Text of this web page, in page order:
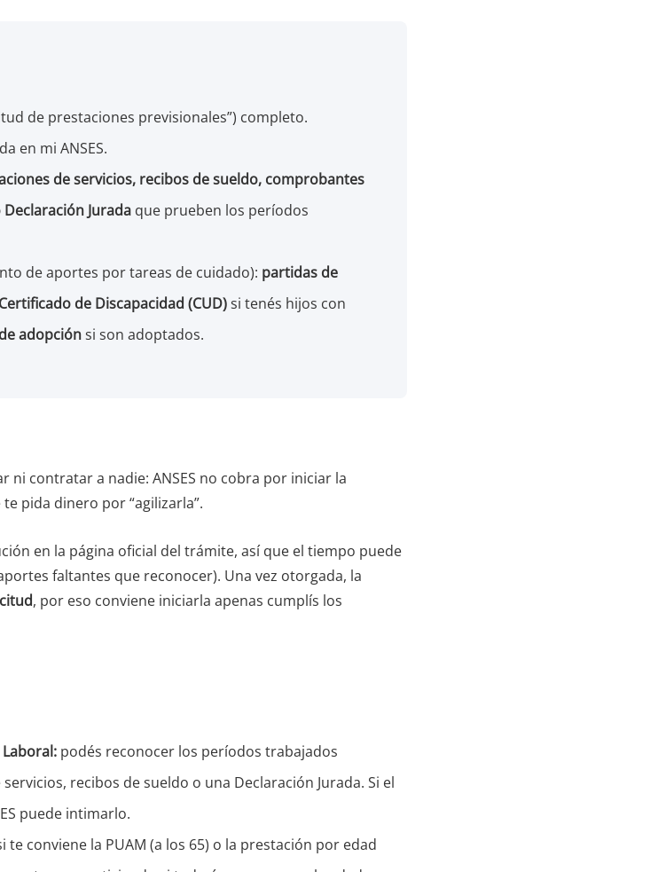
de prestaciones previsionales”) completo.
en mi ANSES.
de servicios, recibos de sueldo, comprobantes
Jurada que prueben los períodos
de aportes por tareas de cuidado): partidas de
Certificado de Discapacidad (CUD)si tenés hijos con
adopciónsi son adoptados.
ni contratar a nadie: ANSES no cobra por iniciar la
pida dinero por “agilizarla”.
en la página oficial del trámite, así que el tiempo puede
faltantes que reconocer). Una vez otorgada, la
, por eso conviene iniciarla apenas cumplís los
podés reconocer los períodos trabajados
recibos de sueldo o una Declaración Jurada. Si el
puede intimarlo.
te conviene la PUAM (a los 65) o la prestación por edad